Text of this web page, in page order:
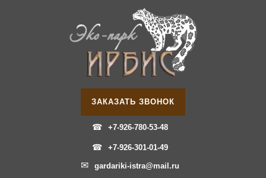
ЗАКАЗАТЬ ЗВОНОК
☎ +7-926-780-53-48
☎ +7-926-301-01-49
✉ gardariki-istra@mail.ru